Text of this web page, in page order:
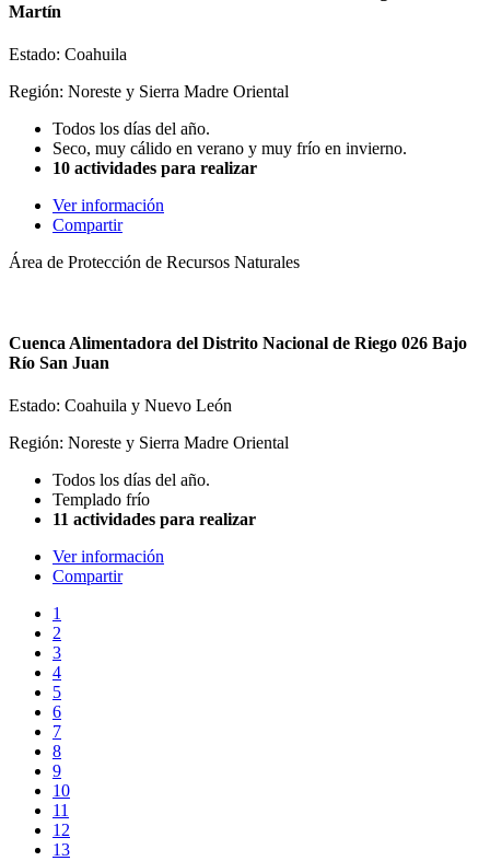
Martín
Estado: Coahuila
Región: Noreste y Sierra Madre Oriental
Todos los días del año.
Seco, muy cálido en verano y muy frío en invierno.
10 actividades para realizar
Ver información
Compartir
Área de Protección de Recursos Naturales
Cuenca Alimentadora del Distrito Nacional de Riego 026 Bajo
Río San Juan
Estado: Coahuila y Nuevo León
Región: Noreste y Sierra Madre Oriental
Todos los días del año.
Templado frío
11 actividades para realizar
Ver información
Compartir
1
2
3
4
5
6
7
8
9
10
11
12
13